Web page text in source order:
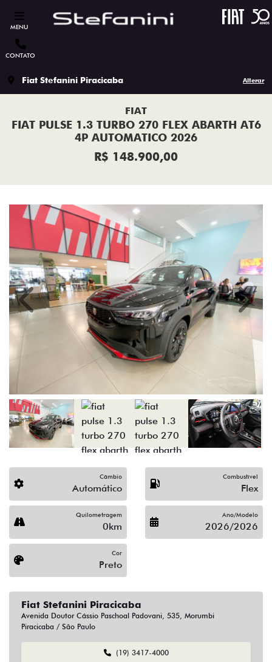
MENU
CONTATO
Fiat Stefanini Piracicaba Alterar
FIAT
FIAT PULSE 1.3 TURBO 270 FLEX ABARTH AT6
4P AUTOMATICO 2026
R$ 148.900,00
Previous Next
Câmbio
Automático
Combustível
Flex
Quilometragem
0km
Ano/Modelo
2026/2026
Cor
Preto
Fiat Stefanini Piracicaba
Avenida Doutor Cássio Paschoal Padovani, 535, Morumbi
Piracicaba / São Paulo
(19) 3417-4000